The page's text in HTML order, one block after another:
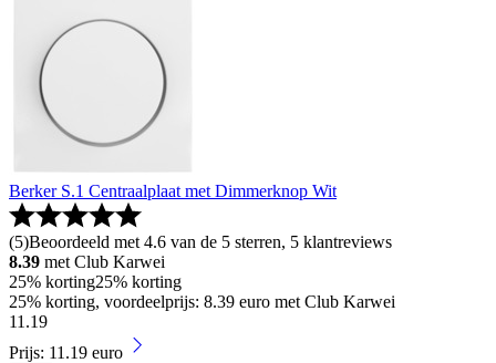
Berker S.1 Centraalplaat met Dimmerknop Wit
(5)Beoordeeld met 4.6 van de 5 sterren, 5 klantreviews
8.39 met Club Karwei
25% korting25% korting
25% korting, voordeelprijs: 8.39 euro met Club Karwei
11 .19
Prijs: 11.19 euro